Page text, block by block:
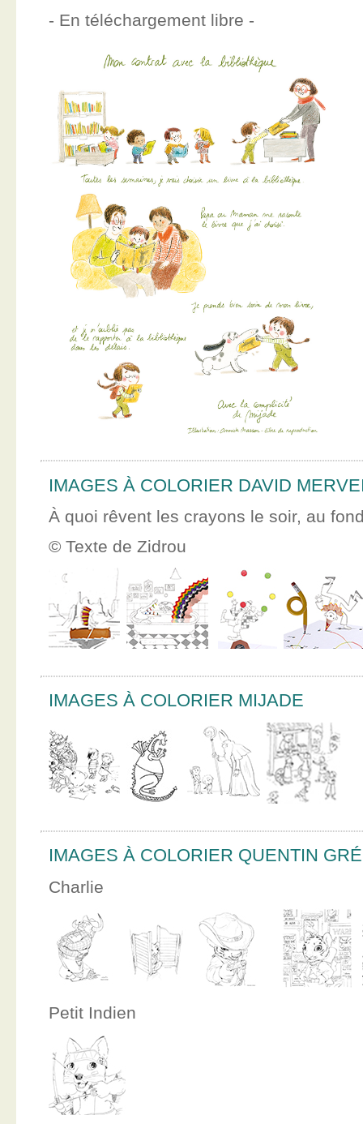
- En téléchargement libre -
IMAGES À COLORIER DAVID
À quoi rêvent les crayons le soir, au
© Texte de Zidrou
IMAGES À COLORIER MIJADE
IMAGES À COLORIER QUENTIN
Charlie
Petit Indien